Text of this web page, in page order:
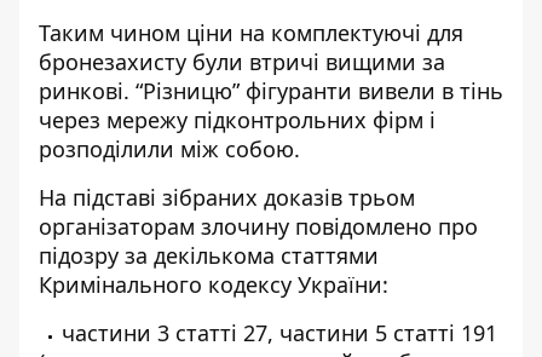
Таким чином ціни на комплектуючі для
бронезахисту були втричі вищими за
ринкові. “Різницю” фігуранти вивели в тінь
через мережу підконтрольних фірм і
розподілили між собою.
На підставі зібраних доказів трьом
організаторам злочину повідомлено про
підозру за декількома статтями
Кримінального кодексу України:
⁠частини 3 статті 27, частини 5 статті 191